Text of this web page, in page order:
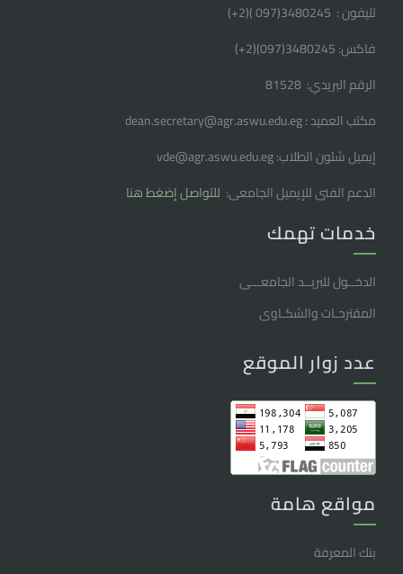
تليفون : 3480245(097 )(2
+
)
فاكس: 3480245(097)(2
+
)
الرقم البريدي: 81528
مكتب العميد : dean.secretary@agr.aswu.edu.eg
إيميل شئون الطلاب: vde@agr.aswu.edu.eg
الدعم الفنى للإيميل الجامعى: للتواصل إضغط هنا
خدمات تهمك
الدخــول للبريــد الجامعـــى
المقترحـات والشكـاوى
عدد زوار الموقع
مواقع هامة
بنك المعرفة